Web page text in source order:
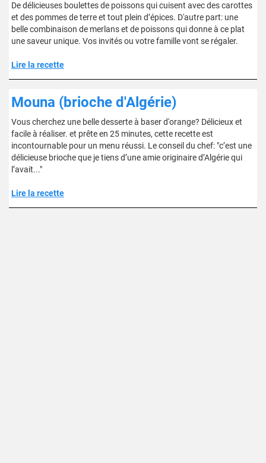
De délicieuses boulettes de poissons qui cuisent avec des carottes
et des pommes de terre et tout plein d’épices. D'autre part: une
belle combinaison de merlans et de poissons qui donne à ce plat
une saveur unique. Vos invités ou votre famille vont se régaler.
Lire la recette
Mouna (brioche d'Algérie)
Vous cherchez une belle desserte à baser d'orange? Délicieux et
facile à réaliser. et prête en 25 minutes, cette recette est
incontournable pour un menu réussi. Le conseil du chef: "c’est une
délicieuse brioche que je tiens d’une amie originaire d’Algérie qui
l’avait..."
Lire la recette